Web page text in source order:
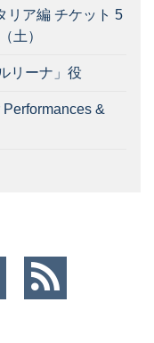
リア編 チケット 5
土）
リーナ」役
&